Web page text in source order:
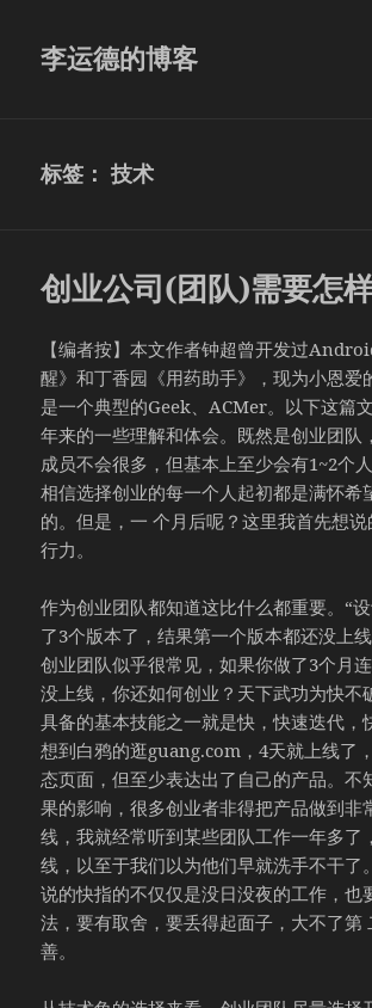
李运德的博客
标签：技术
创业公司(团队)需要怎
【编者按】本文作者钟超曾开发过
醒》和丁香园《用药助手》，现为小恩爱
是一个典型的Geek、ACMer。以下这篇
年来的一些理解和体会。既然是创业团队
成员不会很多，但基本上至少会有1~2个
相信选择创业的每一个人起初都是满怀希
的。但是，一 个月后呢？这里我首先想
行力。
作为创业团队都知道这比什么都重要。“
了3个版本了，结果第一个版本都还没上
创业团队似乎很常见，如果你做了3个月
没上线，你还如何创业？天下武功为快不
具备的基本技能之一就是快，快速迭代，
想到白鸦的逛guang.com，4天就上线了
态页面，但至少表达出了自己的产品。不
果的影响，很多创业者非得把产品做到非
线，我就经常听到某些团队工作一年多了
线，以至于我们以为他们早就洗手不干了
说的快指的不仅仅是没日没夜的工作，也
法，要有取舍，要丢得起面子，大不了第
善。